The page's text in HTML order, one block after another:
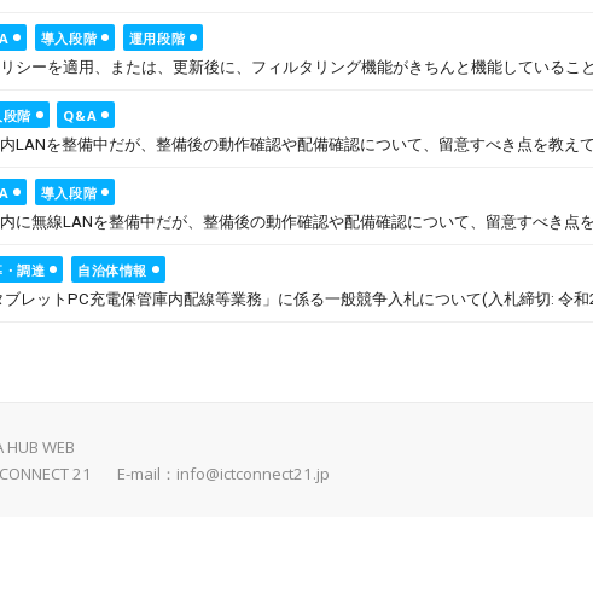
導入段階
運用段階
リシーを適用、または、更新後に、フィルタリング機能がきちんと機能しているこ
段階
Q&A
LANを整備中だが、整備後の動作確認や配備確認について、留意すべき点を教えて
導入段階
内に無線LANを整備中だが、整備後の動作確認や配備確認について、留意すべき点
・調達
自治体情報
レットPC充電保管庫内配線等業務」に係る一般競争入札について(入札締切: 令
WEB
21 E-mail： info@ictconnect21.jp